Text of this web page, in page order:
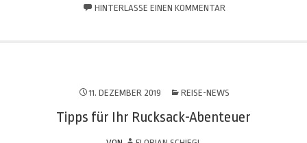
HINTERLASSE EINEN KOMMENTAR
11. DEZEMBER 2019 REISE-NEWS
Tipps für Ihr Rucksack-Abenteuer